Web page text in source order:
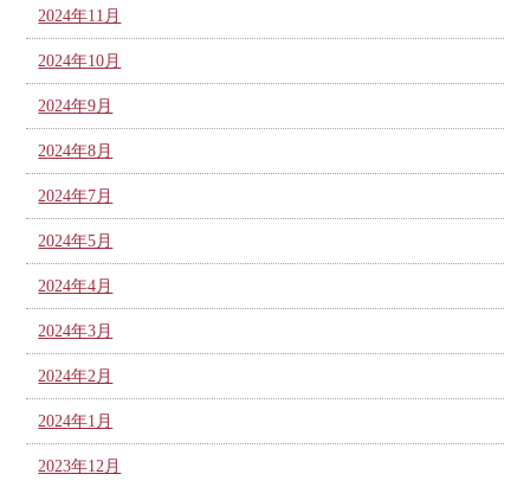
2024年11月
2024年10月
2024年9月
2024年8月
2024年7月
2024年5月
2024年4月
2024年3月
2024年2月
2024年1月
2023年12月